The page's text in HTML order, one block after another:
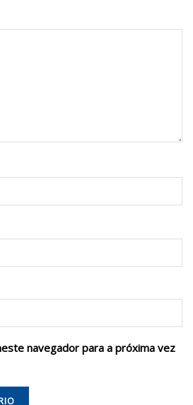
navegador para a próxima vez